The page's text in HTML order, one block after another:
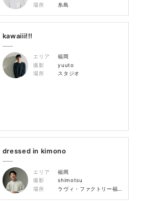
場所
糸島
kawaiii!!!
エリア
福岡
撮影
yuuto
場所
スタジオ
dressed in kimono
エリア
福岡
撮影
shimotsu
場所
ラヴィ・ファクトリー福岡店 スタジオ